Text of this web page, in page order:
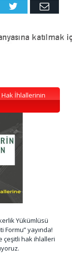
Twitter Email
Hak İhlallerinin
Yükümlüsü
Formu” yayında!
çeşitli hak ihlalleri